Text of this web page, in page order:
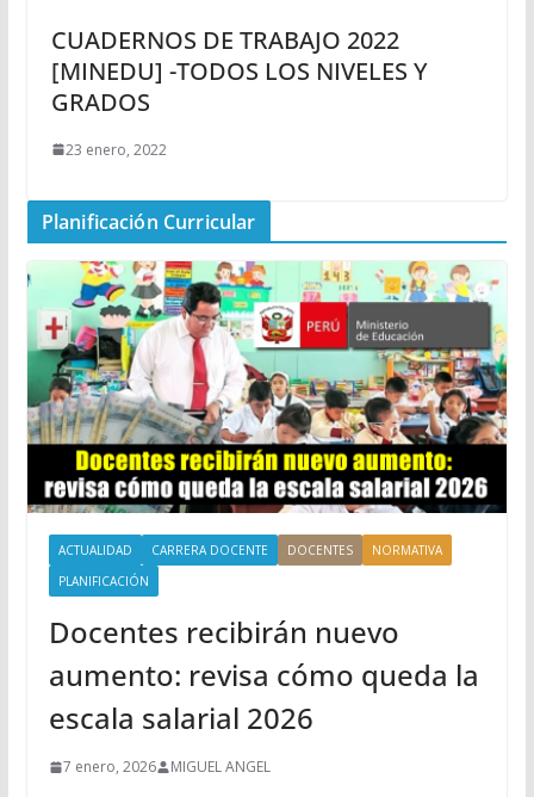
CUADERNOS DE TRABAJO 2022
[MINEDU] -TODOS LOS NIVELES Y
GRADOS
23 enero, 2022
Planificación Curricular
ACTUALIDAD CARRERA DOCENTE DOCENTES
NORMATIVA
PLANIFICACIÓN
Docentes recibirán nuevo
aumento: revisa cómo queda la
escala salarial 2026
7 enero, 2026 MIGUEL ANGEL